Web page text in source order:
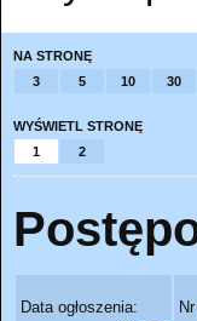
NA STRONĘ
3
5 10 30
WYŚWIETL STRONĘ
1
2
Data ogłoszenia: